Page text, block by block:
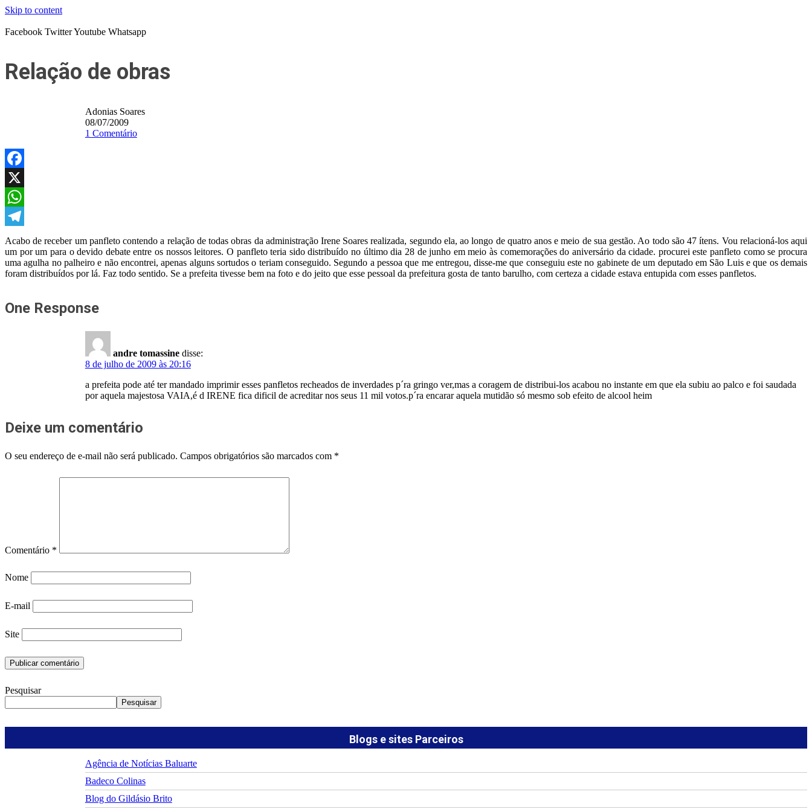
Skip to content
Facebook TwitterYoutube Whatsapp
Relação de obras
Adonias Soares
08/07/2009
1 Comentário
Facebook
X
WhatsApp
Telegram
Acabo de receber um panfleto contendo a relação de todas obras da administração Irene Soares realizada, segundo ela, ao longo de quatro anos e meio de sua gestão. Ao todo são 47 ítens. Vou relacioná-los aqui
um por um para o devido debate entre os nossos leitores. O panfleto teria sido distribuído no último dia 28 de junho em meio às comemorações do aniversário da cidade. procurei este panfleto como se procura
uma agulha no palheiro e não encontrei, apenas alguns sortudos o teriam conseguido. Segundo a pessoa que me entregou, disse-me que conseguiu este no gabinete de um deputado em São Luis e que os demais
foram distribuídos por lá. Faz todo sentido. Se a prefeita tivesse bem na foto e do jeito que esse pessoal da prefeitura gosta de tanto barulho, com certeza a cidade estava entupida com esses panfletos.
One Response
andre tomassine disse:
8 de julho de 2009 às 20:16
a prefeita pode até ter mandado imprimir esses panfletos recheados de inverdades p´ra gringo ver,mas a coragem de distribui-los acabou no instante em que ela subiu ao palco e foi saudada
por aquela majestosa VAIA,é d IRENE fica dificil de acreditar nos seus 11 mil votos.p´ra encarar aquela mutidão só mesmo sob efeito de alcool heim
Deixe um comentário
O seu endereço de e-mail não será publicado. Campos obrigatórios são marcados com *
Comentário *
Nome
E-mail
Site
Pesquisar
Pesquisar
Blogs e sites Parceiros
Agência de Notícias Baluarte
Badeco Colinas
Blog do Gildásio Brito